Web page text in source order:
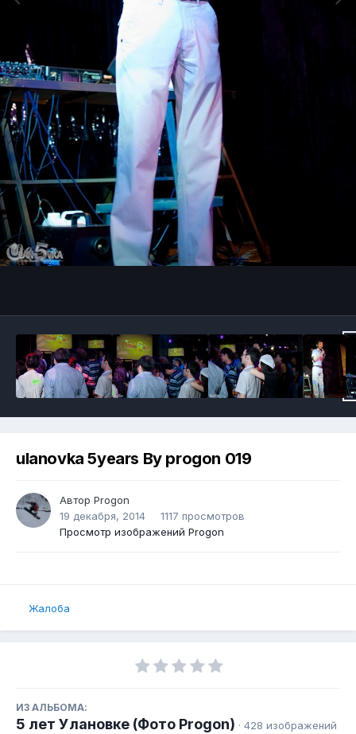
ulanovka 5years By progon 019
Автор Progon
19 декабря, 2014
1117 просмотров
Просмотр изображений Progon
Жалоба
ИЗ АЛЬБОМА:
5 лет Улановке (Фото Progon) · 428 изображений